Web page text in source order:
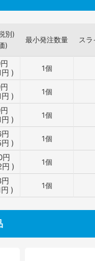
別)
)
最小発注数量 ス
円
円 ) 1個
円
円 ) 1個
円
円 ) 1個
円
円 ) 1個
円
円 ) 1個
円
円 ) 1個